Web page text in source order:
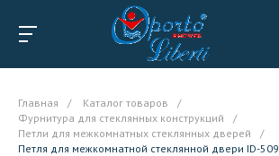
Главная / Каталог товаров
/
Фурнитура для стеклянных конструкций
/
Петли для межкомнатных стеклянных дверей
/
Петля для межкомнатной стеклянной двери ID-509